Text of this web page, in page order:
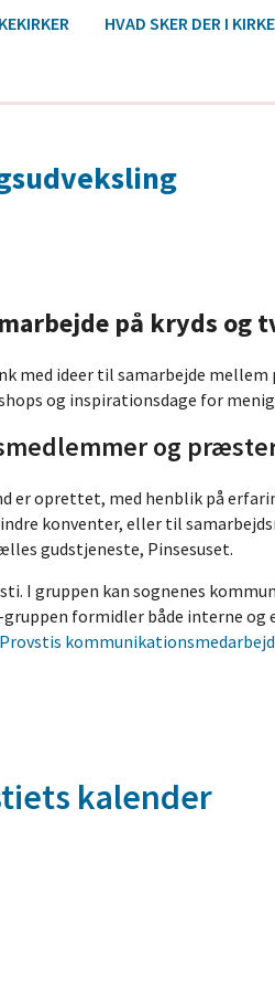
HVAD SKER DER I
på kryds og
ideer til samarbejde mellem
og inspirationsdage for
og
oprettet, med henblik på
konventer, eller til
gudstjeneste, Pinsesuset.
I gruppen kan sognenes
formidler både interne og
kalender